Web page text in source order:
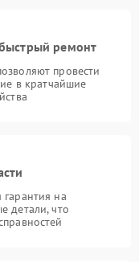
ремонт
провести
в кратчайшие
на
детали, что